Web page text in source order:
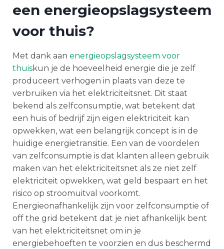
een energieopslagsysteem
voor thuis?
Met dank aan energieopslagsysteem voor
thuiskun je de hoeveelheid energie die je zelf
produceert verhogen in plaats van deze te
verbruiken via het elektriciteitsnet. Dit staat
bekend als zelfconsumptie, wat betekent dat
een huis of bedrijf zijn eigen elektriciteit kan
opwekken, wat een belangrijk concept is in de
huidige energietransitie. Een van de voordelen
van zelfconsumptie is dat klanten alleen gebruik
maken van het elektriciteitsnet als ze niet zelf
elektriciteit opwekken, wat geld bespaart en het
risico op stroomuitval voorkomt.
Energieonafhankelijk zijn voor zelfconsumptie of
off the grid betekent dat je niet afhankelijk bent
van het elektriciteitsnet om in je
energiebehoeften te voorzien en dus beschermd